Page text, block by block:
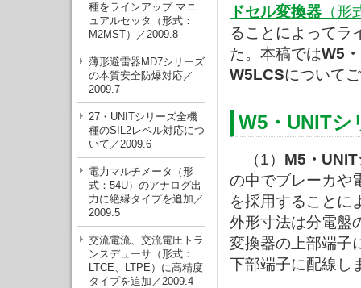
種をラインアップ マニ
ュアルセッタ（形式：
M2MST）／2009.8
薄形避雷器MD7シリーズ
の本質安全防爆対応／
2009.7
27・UNITシリーズ全機
種のSIL2レベル対応につ
いて／2009.6
電力マルチメータ（形
式：54U）のアナログ出
力に絶縁タイプを追加／
2009.5
交流電流、交流電圧トラ
ンスデューサ（形式：
LTCE、LTPE）に高精度
タイプを追加／2009.4
ドセル変換器 （
ることによってラ
た。本稿ではW5
W5LCSについて
W5・UNITシ
（1） M5・
の中でブレーカや
を採用することに
外形寸法は分電盤
変換器の上部端子
下部端子に配線し